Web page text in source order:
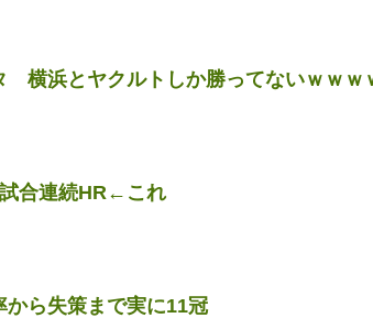
横浜とヤクルトしか勝ってないｗｗｗ
合連続HR←これ
ら失策まで実に11冠